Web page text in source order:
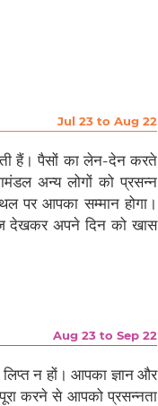
Jul 23 to Aug 22
हैं। पैसों का लेन-देन करते
अन्य लोगों को प्रसन्न
पर आपका सम्मान होगा।
देखकर अपने दिन को खास
Aug 23 to Sep 22
न हों। आपका ज्ञान और
करने से आपको प्रसन्नता